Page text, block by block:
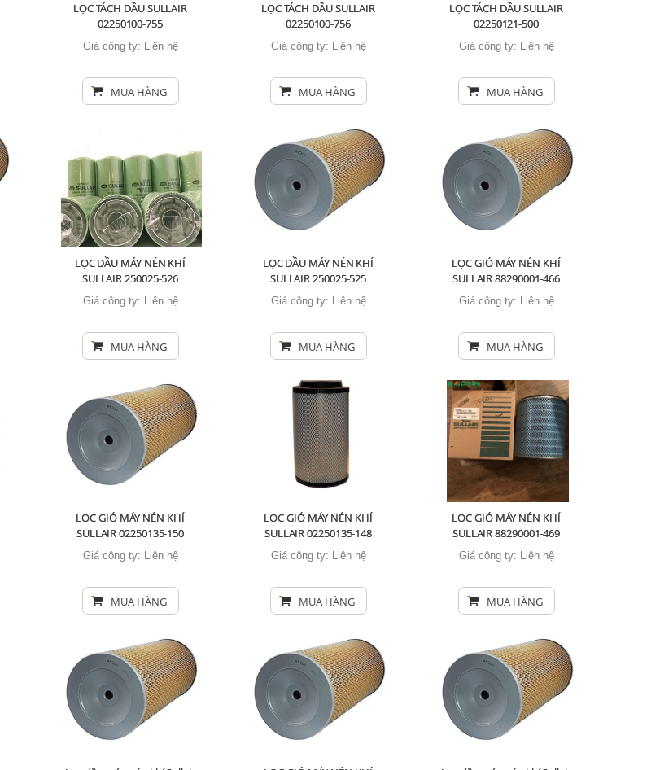
LỌC TÁCH DẦU SULLAIR
02250100-755
Giá công ty: Liên hệ
MUA HÀNG
LỌC TÁCH DẦU SULLAIR
02250100-756
Giá công ty: Liên hệ
MUA HÀNG
LỌC TÁCH DẦU SULLAIR
02250121-500
Giá công ty: Liên hệ
MUA HÀNG
LỌC DẦU MÁY NÉN KHÍ
SULLAIR 250025-526
Giá công ty: Liên hệ
MUA HÀNG
LỌC DẦU MÁY NÉN KHÍ
SULLAIR 250025-525
Giá công ty: Liên hệ
MUA HÀNG
LỌC GIÓ MÁY NÉN KHÍ
SULLAIR 88290001-466
Giá công ty: Liên hệ
MUA HÀNG
LỌC GIÓ MÁY NÉN KHÍ
SULLAIR 02250135-150
Giá công ty: Liên hệ
MUA HÀNG
LỌC GIÓ MÁY NÉN KHÍ
SULLAIR 02250135-148
Giá công ty: Liên hệ
MUA HÀNG
LỌC GIÓ MÁY NÉN KHÍ
SULLAIR 88290001-469
Giá công ty: Liên hệ
MUA HÀNG